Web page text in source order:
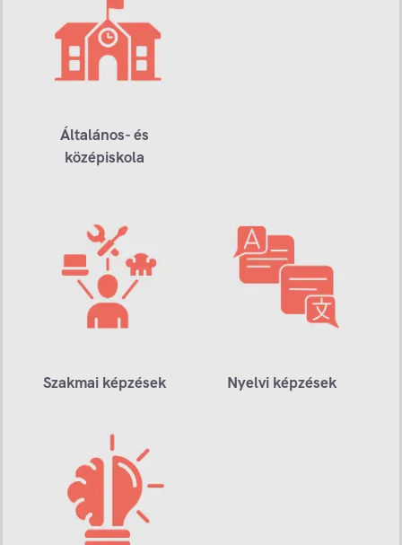
Általános- és
középiskola
Szakmai képzések Nyelvi képzések